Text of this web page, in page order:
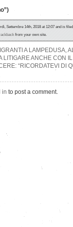
Settembre 14th, 2018 at 12:07 and is
from your own site.
A LAMPEDUSA,
LITIGARE ANCHE CON
“RICORDATEVI DI
in to post a comment.